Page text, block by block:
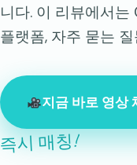
니다. 이 리뷰에서
플랫폼, 자주 묻는
지금 바로 영상
즉시 매칭!